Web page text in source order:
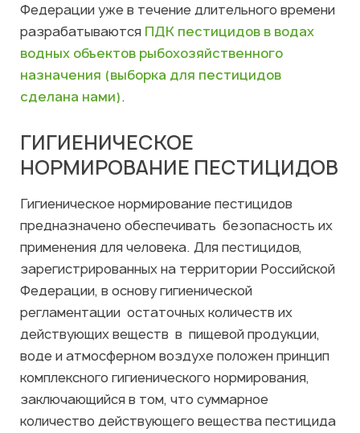
Федерации уже в течение длительного времени
разрабатываются ПДК пестицидов в водах
водных объектов рыбохозяйственного
назначения (выборка для пестицидов
сделана нами).
ГИГИЕНИЧЕСКОЕ
НОРМИРОВАНИЕ ПЕСТИЦИДОВ
Гигиеническое нормирование пестицидов
предназначено обеспечивать безопасность их
применения для человека. Для пестицидов,
зарегистрированных на территории Российской
Федерации, в основу гигиенической
регламентации остаточных количеств их
действующих веществ в пищевой продукции,
воде и атмосферном воздухе положен принцип
комплексного гигиенического нормирования,
заключающийся в том, что суммарное
количество действующего вещества пестицида